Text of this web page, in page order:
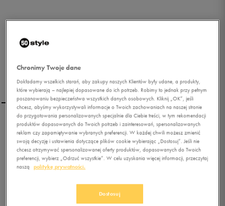
FEEWEAR TEKSAS LOW
0.0( 0)
19,99 złz Vat
KLUBIE 50 STYLE
Chronimy Twoje dane
Dokładamy wszelkich starań, aby zakupy naszych Klientów były udane, a produkty,
które wybierają – najlepiej dopasowane do ich potrzeb. Robimy to jednak przy pełnym
poszanowaniu bezpieczeństwa wszystkich danych osobowych. Kliknij „OK”, jeśli
chcesz, abyśmy wykorzystywali informacje o Twoich zachowaniach na naszej stronie
do przygotowania personalizowanych specjalnie dla Ciebie treści, w tym rekomendacji
produktów dopasowanych do Twoich potrzeb i zainteresowań, spersonalizowanych
reklam czy zapamiętywanie wybranych preferencji. W każdej chwili możesz zmienić
swoją decyzję i ustawienia dotyczące plików cookie wybierając „Dostosuj”. Jeśli nie
chcesz otrzymywać spersonalizowanej oferty produktów, dopasowanych do Twoich
preferencji, wybierz „Odrzuć wszystkie”. W celu uzyskania więcej informacji, przeczytaj
naszą
politykę prywatności.
Dostosuj